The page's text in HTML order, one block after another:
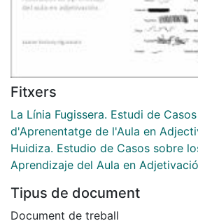
Fitxers
La Línia Fugissera. Estudi de
d'Aprenentatge de l'Aula en
Huidiza. Estudio de Casos sobre
Aprendizaje del Aula en
Tipus de document
Document de treball